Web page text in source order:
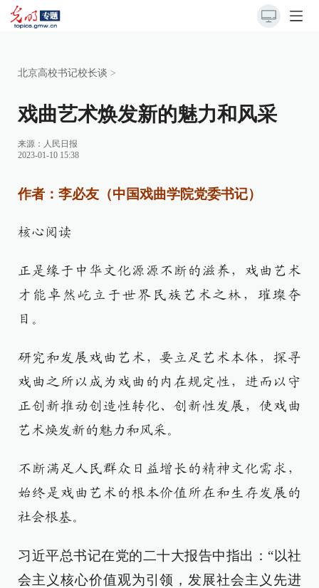
北京高校书记校长谈 >
戏曲艺术焕发新的魅力和风采
来源： 人民日报
2023-01-10 15:38
作者：李必友（中国戏曲学院党委书记）
核心阅读
正是缘于中华文化源源不断的滋养，戏曲艺术
才能卓然屹立于世界民族艺术之林，璀璨夺
目。
研究和发展戏曲艺术，要立足艺术本体，探寻
戏曲之所以成为戏曲的内在规定性，进而以守
正创新推动创造性转化、创新性发展，使戏曲
艺术焕发新的魅力和风采。
不断满足人民群众日益增长的精神文化需求，
始终是戏曲艺术的根本价值所在和生存发展的
社会根基。
习近平总书记在党的二十大报告中指出：“以社
会主义核心价值观为引领，发展社会主义先进